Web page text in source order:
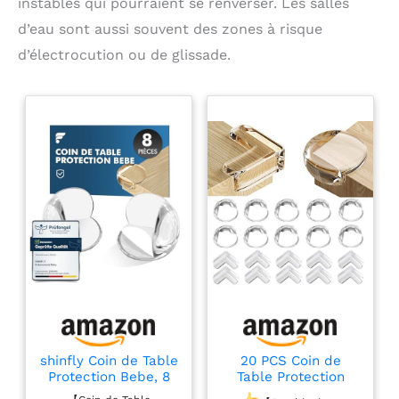
capteur photoélectrique de pointe combiné à une
puce intelligente avancée, ce détecteur de fumée
domestique détecte avec précision les niveaux de
fumée dangereux en quelques secondes, avec
d’eau sont aussi souvent des zones à risque
d’électrocution ou de glissade.
shinfly Coin de Table
Protection Bebe, 8
PCS Rond Protection
20 PCS Coin de
Table Protection
Bebe Protection,